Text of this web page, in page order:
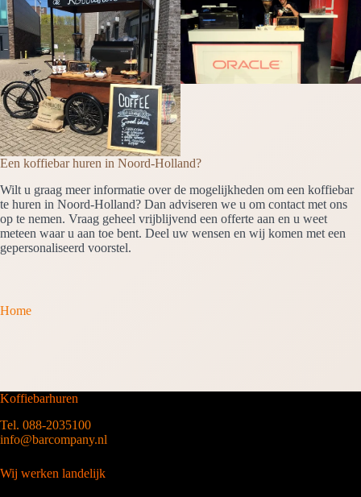
Een koffiebar huren in Noord-Holland?
Wilt u graag meer informatie over de mogelijkheden om een koffiebar
te huren in Noord-Holland? Dan adviseren we u om contact met ons
op te nemen. Vraag geheel vrijblijvend een offerte aan en u weet
meteen waar u aan toe bent. Deel uw wensen en wij komen met een
gepersonaliseerd voorstel.
Home
Koffiebarhuren
Tel. 088-2035100
info@barcompany.nl
Wij werken landelijk